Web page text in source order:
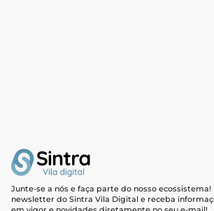
Junte-se a nós e faça parte do nosso ecossistema!
newsletter do Sintra Vila Digital e receba